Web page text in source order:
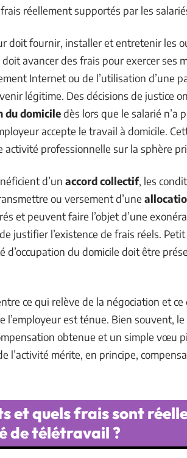
frais réellement supportés par les
doit fournir, installer et entretenir les
avancer des frais pour exercer ses
Internet ou de l’utilisation d’une
légitime. Des décisions de justice
du domiciledès lors que le salarié n’a
accepte le travail à domicile.
activité professionnelle sur la sphère
d’un accord collectif, les
ou versement d’une
et peuvent faire l’objet d’une
justifier l’existence de frais réels.
d’occupation du domicile doit être
ce qui relève de la négociation et
l’employeur est ténue. Bien souvent,
obtenue et un simple vœu
l’activité mérite, en principe,
et quels frais sont
de télétravail ?